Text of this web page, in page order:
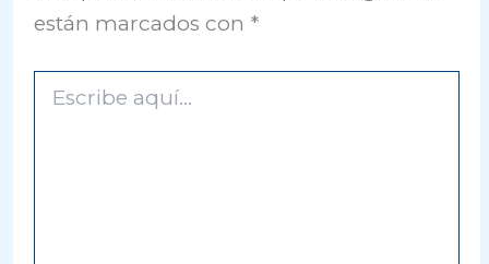
están marcados con *
aquí...